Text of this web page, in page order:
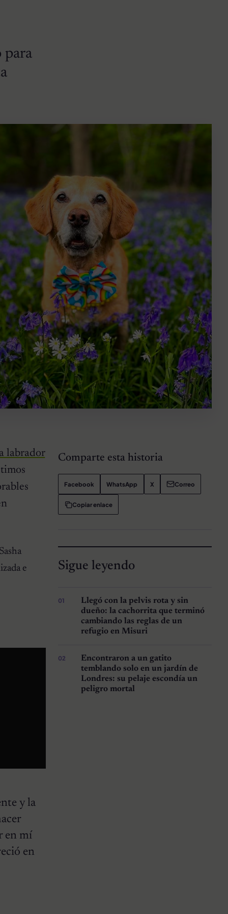
para
labrador
e
y la
en mí
en
Comparte esta historia
Facebook WhatsApp X Correo
Copiar enlace
Sigue leyendo
Llegó con la pelvis rota y sin
dueño: la cachorrita que terminó
cambiando las reglas de un
refugio en Misuri
Encontraron a un gatito
temblando solo en un jardín de
Londres: su pelaje escondía un
peligro mortal